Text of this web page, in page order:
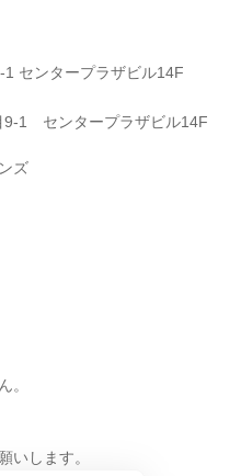
センタープラザビル14F
9-1 センタープラザビル14F
ズ
。
いします。